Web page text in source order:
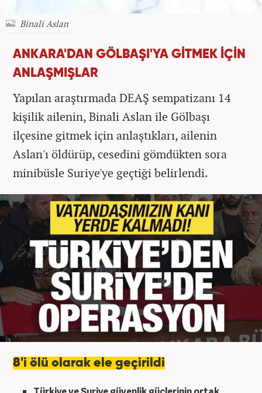
Binali Aslan
ANKARA'DAN GÖLBAŞI'YA GİTMEK İÇİN
ANLAŞMIŞLAR
Yapılan araştırmada DEAŞ sempatizanı 14
kişilik ailenin, Binali Aslan ile Gölbaşı
ilçesine gitmek için anlaştıkları, ailenin
Aslan'ı öldürüp, cesedini gömdükten sora
minibüsle Suriye'ye geçtiği belirlendi.
8'i ölü olarak ele geçirildi